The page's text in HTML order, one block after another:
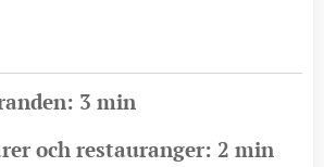
3 min
och restauranger: 2 min